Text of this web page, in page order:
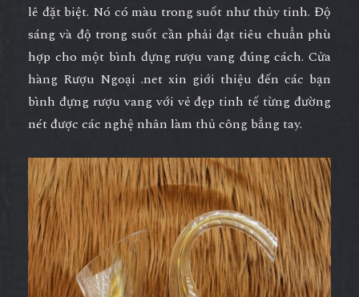
lê đặt biệt. Nó có màu trong suốt như thủy tinh. Độ
sáng và độ trong suốt cần phải đạt tiêu chuẩn phù
hợp cho một bình đựng rượu vang đúng cách. Cửa
hàng Rượu Ngoại .net xin giới thiệu đến các bạn
bình đựng rượu vang với vẻ đẹp tinh tế từng đường
nét được các nghệ nhân làm thủ công bẳng tay.